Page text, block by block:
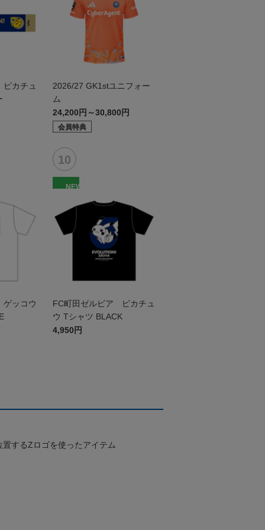
カチュ
2026/27 GK1stユニフォー
ム
24,200円～30,800円
会員特典
ッコウ
NEW
FC町田ゼルビア ピカチュ
ウ Tシャツ BLACK
4,950円
するZロゴを使ったアイテム